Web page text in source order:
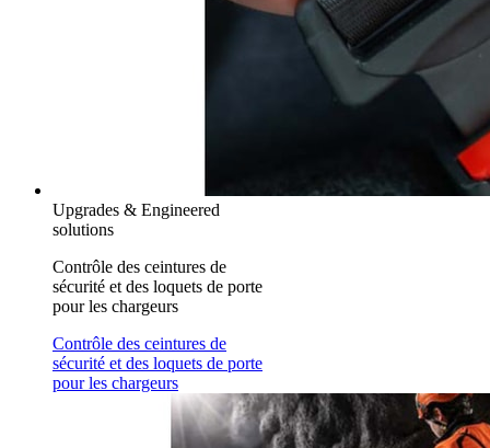
Upgrades & Engineered
solutions
Contrôle des ceintures de
sécurité et des loquets de porte
pour les chargeurs
Contrôle des ceintures de
sécurité et des loquets de porte
pour les chargeurs